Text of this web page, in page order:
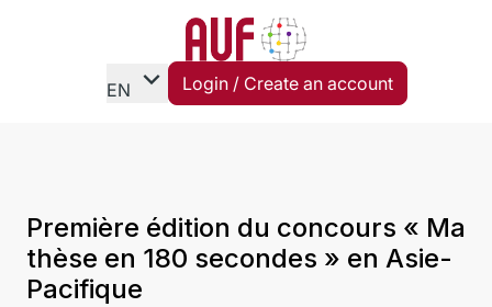
EN expand_more Login / Create an account
Première édition du concours « Ma
thèse en 180 secondes » en Asie-
Pacifique